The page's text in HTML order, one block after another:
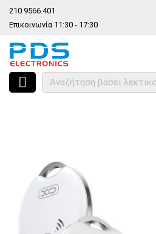
210.9566.401
Επικοινωνία 11:30 - 17:30
HOME Είδος Διάφορα Προιόντα